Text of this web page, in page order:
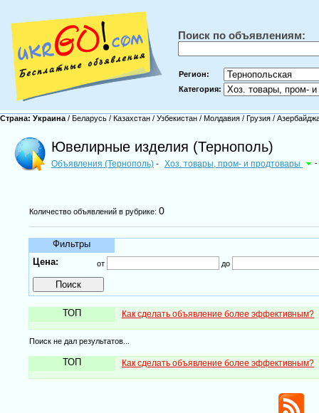
Поиск по объявлениям:
Регион:
Категория:
Страна: Украина / Беларусь / Казахстан / Узбекистан / Молдавия / Грузия /
Ювелирные изделия (Тернополь)
Объявления (Тернополь) - Хоз. товары, пром- и продтовары -
Количество объявлений в рубрике: 0
Фильтры
Цена:
от до
ТОП Как сделать объявление более эффективным?
Поиск не дал результатов...
ТОП Как сделать объявление более эффективным?